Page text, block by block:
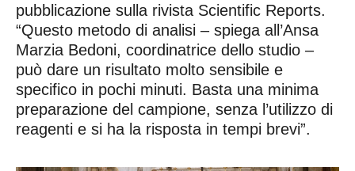
pubblicazione sulla rivista Scientific Reports.
“Questo metodo di analisi – spiega all’Ansa
Marzia Bedoni, coordinatrice dello studio –
può dare un risultato molto sensibile e
specifico in pochi minuti. Basta una minima
preparazione del campione, senza l’utilizzo di
reagenti e si ha la risposta in tempi brevi”.